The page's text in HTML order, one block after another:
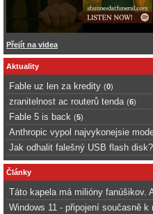
Přejít na videa
Aktuality
Fable uz len za kredity (0)
zranitelnost ac routerů tenda (6)
Fable 5 is back (5)
Anthropic vypol najvykonejsie
Jak odhalit falešný USB flash disk?
Články
Táto kapela má milióny fanúšikov.
Windows 11 - připojení současně